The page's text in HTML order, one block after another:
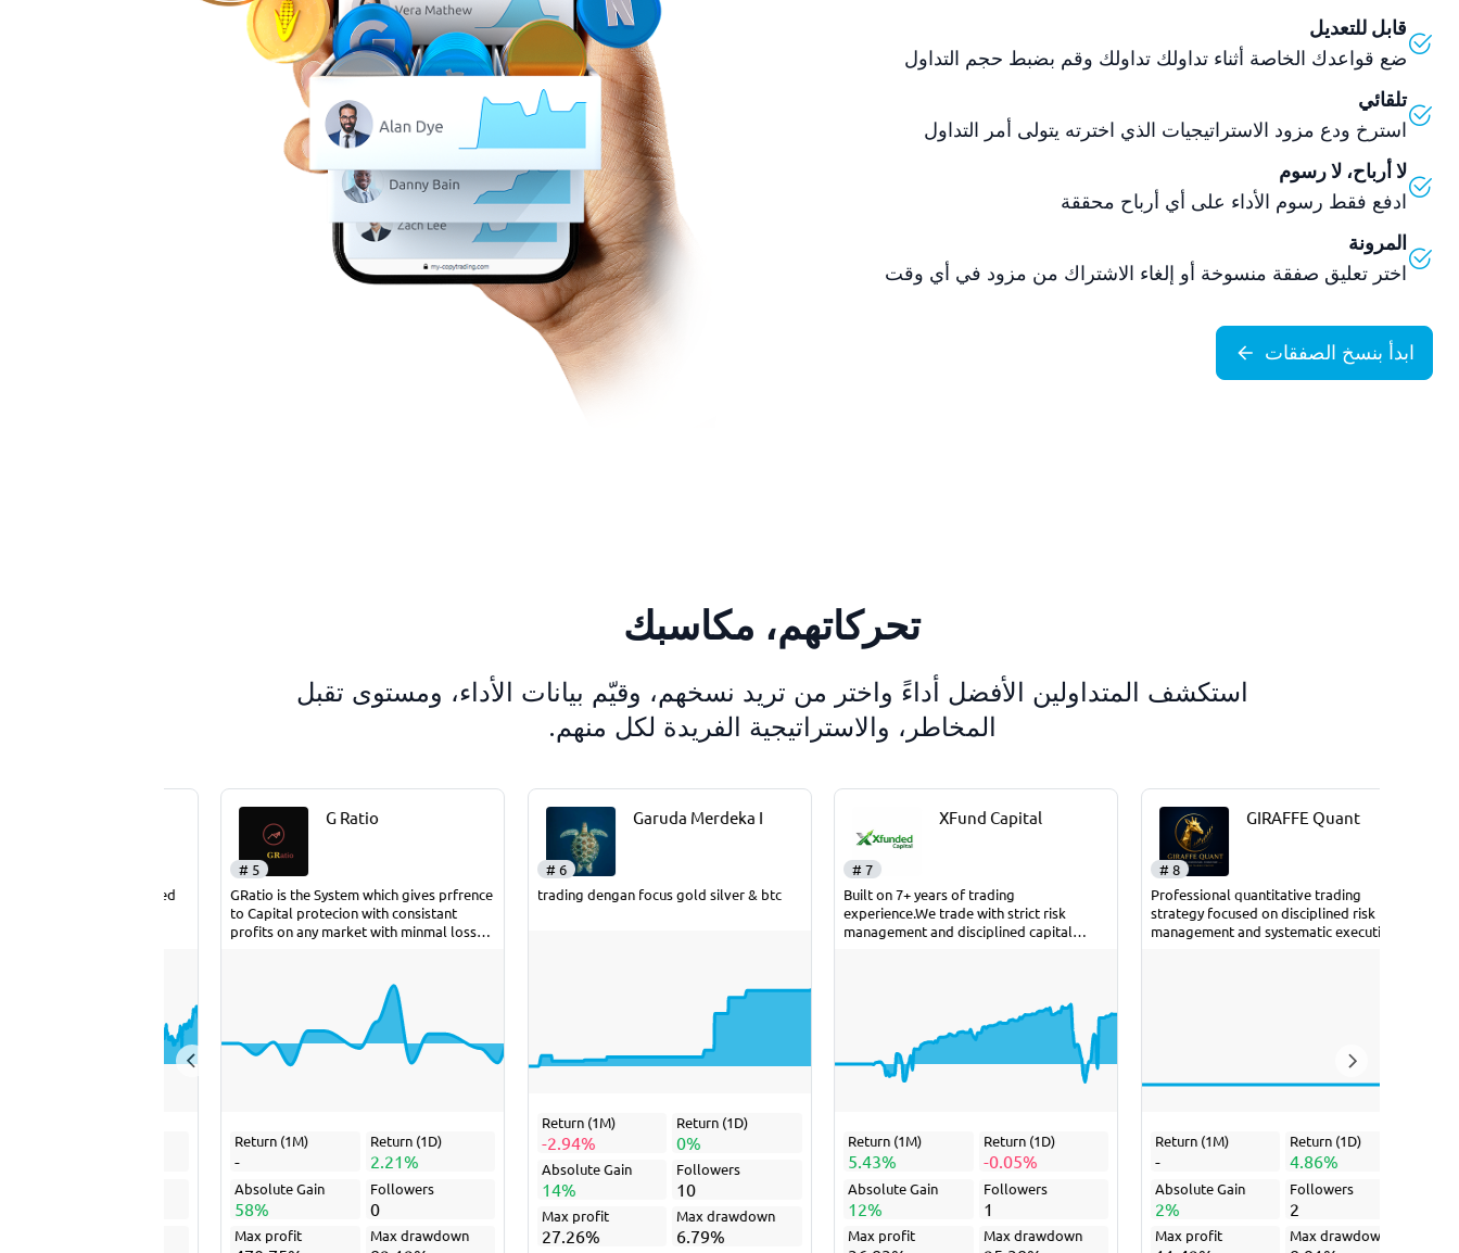
قابل للتعديل
ضع قواعدك الخاصة أثناء تداولك تداولك وقم بضبط حجم التداول
تلقائي
استرخ ودع مزود الاستراتيجيات الذي اخترته يتولى أمر التداول
لا أرباح، لا رسوم
ادفع فقط رسوم الأداء على أي أرباح محققة
المرونة
اختر تعليق صفقة منسوخة أو إلغاء الاشتراك من مزود في أي وقت
ابدأ بنسخ الصفقات
تحركاتهم، مكاسبك
استكشف المتداولين الأفضل أداءً واختر من تريد نسخهم، وقيّم بيانات الأداء، ومستوى تقبل
المخاطر، والاستراتيجية الفريدة لكل منهم.